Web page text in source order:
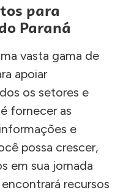
para
Paraná
vasta gama de
apoiar
os setores e
fornecer as
e
possa crescer,
em sua jornada
recursos